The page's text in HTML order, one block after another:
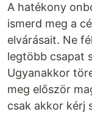
A hatékony
ismerd meg a
elvárásait. Ne
legtöbb csapat
Ugyanakkor
meg először
csak akkor kérj